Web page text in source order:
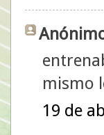
mismo
19 de